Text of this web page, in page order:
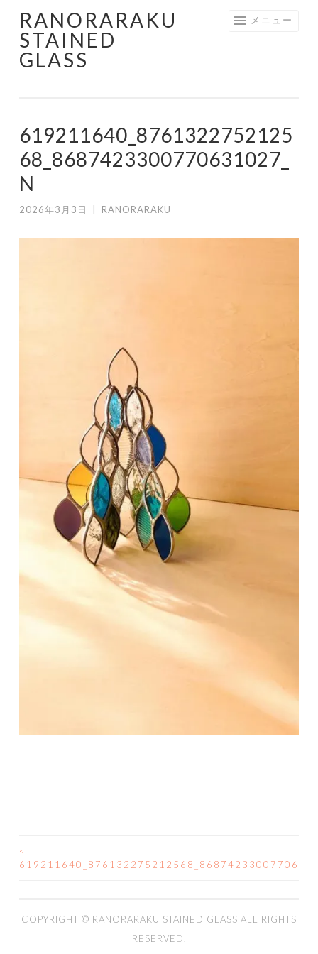
コ
ン
テ
ス
キ
プ
RANORARAKU
STAINED
GLASS
メニュー
619211640_8761322752125
68_8687423300770631027_
N
2026年3月3日 RANORARAKU
投
ナ
<
COPYRIGHT © RANORARAKU STAINED GLASS ALL RIGHTS
RESERVED.